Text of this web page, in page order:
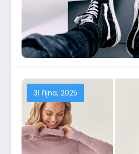
31 října, 2025